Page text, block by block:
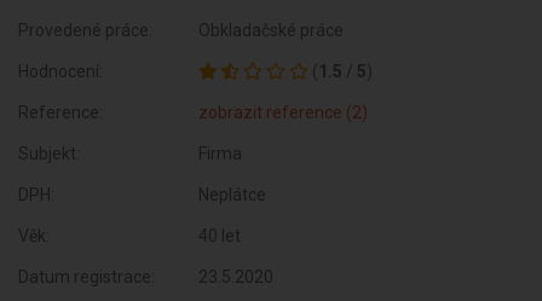
Provedené práce: Obkladačské práce
Hodnocení: ( 1.5 / 5)
Reference: zobrazit reference (2)
Subjekt: Firma
DPH: Neplátce
Věk: 40 let
Datum registrace: 23.5.2020